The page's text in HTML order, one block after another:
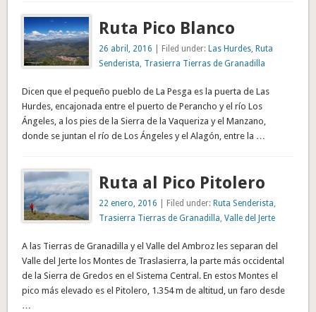
Ruta Pico Blanco
26 abril, 2016 | Filed under: Las Hurdes, Ruta
Senderista, Trasierra Tierras de Granadilla
Dicen que el pequeño pueblo de La Pesga es la puerta de Las
Hurdes, encajonada entre el puerto de Perancho y el río Los
Ángeles, a los pies de la Sierra de la Vaqueriza y el Manzano,
donde se juntan el río de Los Ángeles y el Alagón, entre la …
Ruta al Pico Pitolero
22 enero, 2016 | Filed under: Ruta Senderista,
Trasierra Tierras de Granadilla, Valle del Jerte
A las Tierras de Granadilla y el Valle del Ambroz les separan del
Valle del Jerte los Montes de Traslasierra, la parte más occidental
de la Sierra de Gredos en el Sistema Central. En estos Montes el
pico más elevado es el Pitolero, 1.354 m de altitud, un faro desde
…